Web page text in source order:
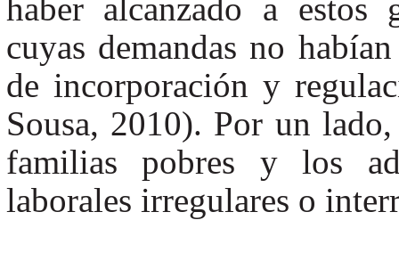
haber alcanzado a estos
cuyas demandas no
de incorporación y
Sousa, 2010). Por un
familias pobres y los
laborales irregulares o